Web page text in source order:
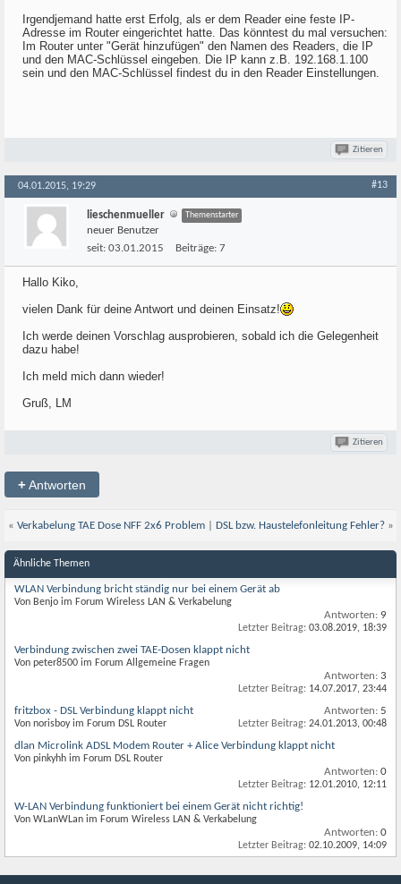
Irgendjemand hatte erst Erfolg, als er dem Reader eine feste IP-
Adresse im Router eingerichtet hatte. Das könntest du mal versuchen:
Im Router unter "Gerät hinzufügen" den Namen des Readers, die IP
und den MAC-Schlüssel eingeben. Die IP kann z.B. 192.168.1.100
sein und den MAC-Schlüssel findest du in den Reader Einstellungen.
Zitieren
04.01.2015, 19:29 #13
lieschenmueller Themenstarter
neuer Benutzer
seit: 03.01.2015 Beiträge: 7
Hallo Kiko,
vielen Dank für deine Antwort und deinen Einsatz!
Ich werde deinen Vorschlag ausprobieren, sobald ich die Gelegenheit
dazu habe!
Ich meld mich dann wieder!
Gruß, LM
Zitieren
+Antworten
« Verkabelung TAE Dose NFF 2x6 Problem| DSL bzw. Haustelefonleitung Fehler? »
Ähnliche Themen
WLAN Verbindung bricht ständig nur bei einem Gerät ab
Von Benjo im Forum Wireless LAN & Verkabelung
Antworten: 9
Letzter Beitrag: 03.08.2019, 18:39
Verbindung zwischen zwei TAE-Dosen klappt nicht
Von peter8500 im Forum Allgemeine Fragen
Antworten: 3
Letzter Beitrag: 14.07.2017, 23:44
fritzbox - DSL Verbindung klappt nicht
Von norisboy im Forum DSL Router
Antworten: 5
Letzter Beitrag: 24.01.2013, 00:48
dlan Microlink ADSL Modem Router + Alice Verbindung klappt nicht
Von pinkyhh im Forum DSL Router
Antworten: 0
Letzter Beitrag: 12.01.2010, 12:11
W-LAN Verbindung funktioniert bei einem Gerät nicht richtig!
Von WLanWLan im Forum Wireless LAN & Verkabelung
Antworten: 0
Letzter Beitrag: 02.10.2009, 14:09